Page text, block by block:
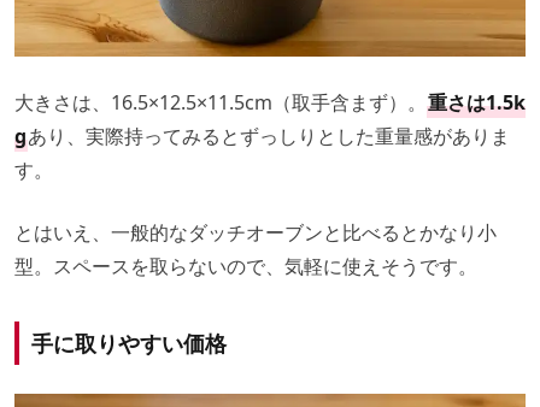
大きさは、16.5×12.5×11.5cm（取手含まず）。 重さは1.5k
gあり、実際持ってみるとずっしりとした重量感がありま
す。
とはいえ、一般的なダッチオーブンと比べるとかなり小
型。 スペースを取らないので、気軽に使えそうです。
手に取りやすい価格